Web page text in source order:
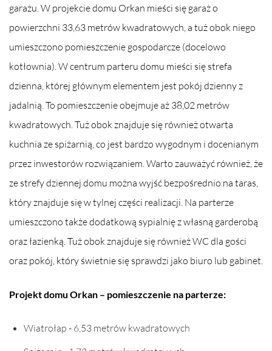
garażu. W projekcie domu Orkan mieści się garaż o
powierzchni 33,63 metrów kwadratowych, a tuż obok niego
umieszczono pomieszczenie gospodarcze (docelowo
kotłownia). W centrum parteru domu mieści się strefa
dzienna, której głównym elementem jest pokój dzienny z
jadalnią. To pomieszczenie obejmuje aż 38,02 metrów
kwadratowych. Tuż obok znajduje się również otwarta
kuchnia ze spiżarnią, co jest bardzo wygodnym i docenianym
przez inwestorów rozwiązaniem. Warto zauważyć również, że
ze strefy dziennej domu można wyjść bezpośrednio na taras,
który znajduje się w tylnej części realizacji. Na parterze
umieszczono także dodatkową sypialnię z własną garderobą
oraz łazienką. Tuż obok znajduje się również WC dla gości
oraz pokój, który świetnie się sprawdzi jako biuro lub gabinet.
Projekt domu Orkan – pomieszczenie na parterze:
Wiatrołap - 6,53 metrów kwadratowych